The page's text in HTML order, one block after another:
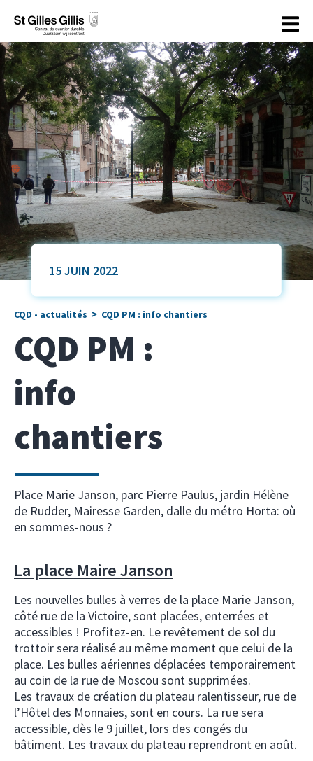
principal
15 JUIN 2022
CQD - actualités > CQD PM : info chantiers
CQD PM :
info
chantiers
Place Marie Janson, parc Pierre Paulus, jardin Hélène
de Rudder, Mairesse Garden, dalle du métro Horta: où
en sommes-nous ?
La place Maire Janson
Les nouvelles bulles à verres de la place Marie Janson,
côté rue de la Victoire, sont placées, enterrées et
accessibles ! Profitez-en. Le revêtement de sol du
trottoir sera réalisé au même moment que celui de la
place. Les bulles aériennes déplacées temporairement
au coin de la rue de Moscou sont supprimées.
Les travaux de création du plateau ralentisseur, rue de
l’Hôtel des Monnaies, sont en cours. La rue sera
accessible, dès le 9 juillet, lors des congés du
bâtiment. Les travaux du plateau reprendront en août.